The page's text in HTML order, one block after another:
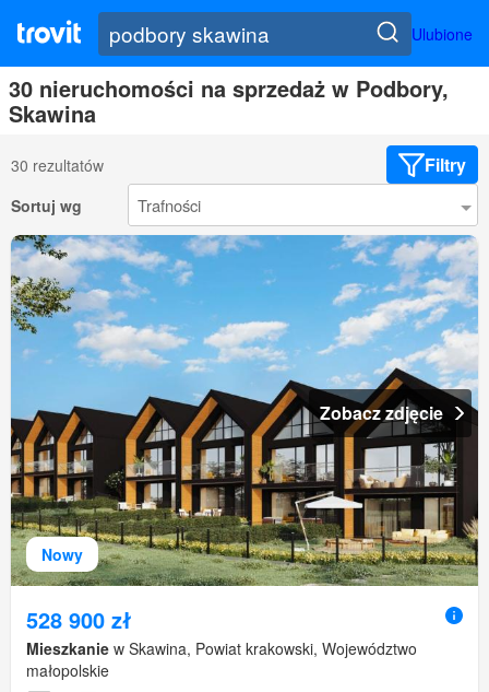
Ulubione
30 nieruchomości na sprzedaż w Podbory,
Skawina
30 rezultatów Filtry
Sortuj wg
Nowy
Zobacz zdjęcie
528 900 zł
Mieszkanie w Skawina, Powiat krakowski, Województwo
małopolskie